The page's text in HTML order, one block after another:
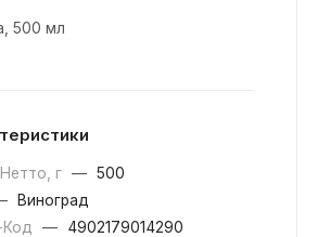
500 мл
г — 500
Виноград
Код
—
4902179014290